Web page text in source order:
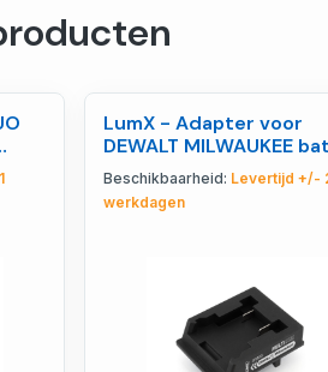
LumX - Adapter voor
DEWALT MILWAUKEE
/ M serie + Ga - LM
Beschikbaarheid: Levertijd +/-
werkdagen